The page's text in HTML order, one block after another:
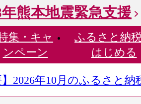
年熊本地震緊急支援
集・ キャ
ンペーン
ふるさと納
はじめる
】2026年10月のふるさと